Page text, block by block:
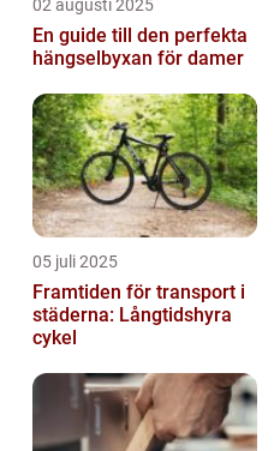
02 augusti 2025
En guide till den perfekta
hängselbyxan för damer
05 juli 2025
Framtiden för transport i
städerna: Långtidshyra
cykel